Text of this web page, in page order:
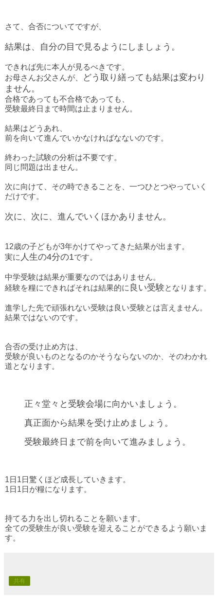
さて、合否についてですが、
結果は、自分の目で見るようにしましょう。
できれば先に本人が見るべきです。
お母さんお父さんが、
どう取り繕っても結果は変わり
ません。
合格であっても不合格であっても、
受験最終日まで時間は止まりません。
結果はどうあれ、
前を向いて進んでいかなければなないのです。
終わった試験の分析は不要です。
同じ問題は出ません。
次に向けて、その時できることを、一つひとつやっていく
だけです。
次に、次に、進んでいくほかありません。
12歳の子どもが3年かけてやってきた結果が出ます。
実に 人生の4分の1です。
中学受験は結果が重要なのではありません。
経験を糧にできればそれは結果的に 良い受験となります。
進学した先で頑張れない受験は良い受験とは言えません。
結果ではないのです。
合否の受け止め方は、
受験が良いものとなるのかそうならないのか、そのわかれ
道となります。
正々堂々と受験会場に向かいましょう。
真正面から結果を受け止めましょう。
受験最終日まで前を向いて進みましょう。
1日1日驚くほど成長していきます。
1日1日が糧になります。
持てる力を出し切れることを願います。
全ての受験生が良い受験を迎えることができるよう願いま
す。
共有